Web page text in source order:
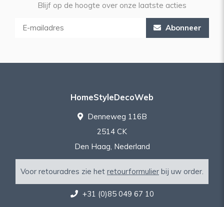
Blijf op de hoogte over onze laatste acties
Abonneer
HomeStyleDecoWeb
Denneweg 116B
2514 CK
Den Haag, Nederland
Voor retouradres zie het retourformulier bij uw order.
+31 (0)85 049 67 10